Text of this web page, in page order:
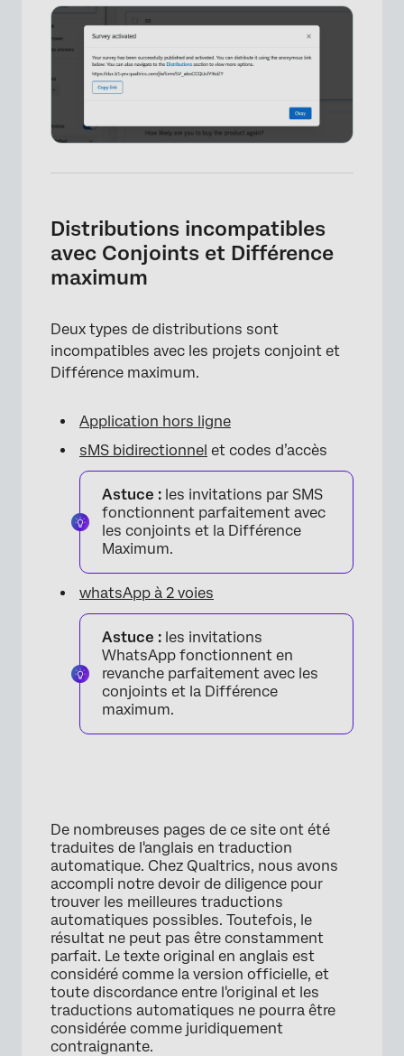
×
Distributions incompatibles
avec Conjoints et Différence
maximum
Deux types de distributions sont
incompatibles avec les projets conjoint et
Différence maximum.
Application hors ligne
sMS bidirectionnel et codes d’accès
Astuce : les invitations par SMS
fonctionnent parfaitement avec
les conjoints et la Différence
Maximum.
whatsApp à 2 voies
Astuce : les invitations
WhatsApp fonctionnent en
revanche parfaitement avec les
conjoints et la Différence
maximum.
De nombreuses pages de ce site ont été
traduites de l'anglais en traduction
automatique. Chez Qualtrics, nous avons
accompli notre devoir de diligence pour
trouver les meilleures traductions
automatiques possibles. Toutefois, le
résultat ne peut pas être constamment
parfait. Le texte original en anglais est
considéré comme la version officielle, et
toute discordance entre l'original et les
traductions automatiques ne pourra être
considérée comme juridiquement
contraignante.